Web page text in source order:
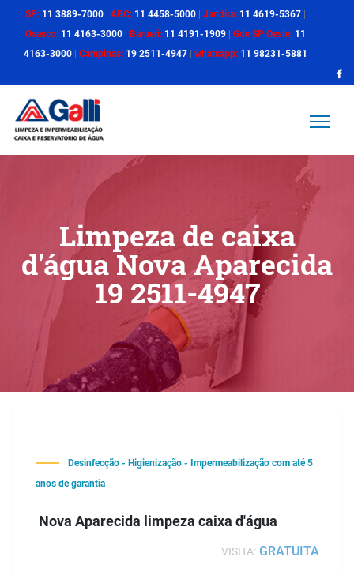
SP: 11 3889-7000| ABC: 11 4458-5000| Jandira: 11 4619-5367|
Osasco: 11 4163-3000| Barueri: 11 4191-1909| Gde SP Oeste: 11
4163-3000| Campinas: 19 2511-4947| whatsapp: 11 98231-5881
Limpeza de caixa
d'água Nova Aparecida
19 2511-4947
Desinfecção - Higienização - Impermeabilização com até 5
anos de garantia
Nova Aparecida limpeza caixa d'água
VISITA: GRATUITA